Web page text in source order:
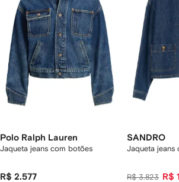
Polo Ralph Lauren
Jaqueta jeans com botões
R$ 2.577
SANDRO
Jaqueta jeans
R$ 3.823 R$